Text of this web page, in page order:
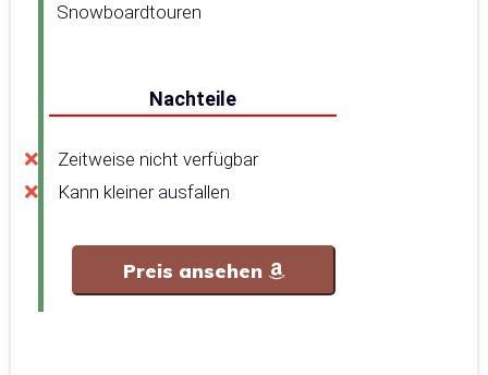
Snowboardtouren
Nachteile
Zeitweise nicht verfügbar
Kann kleiner ausfallen
Preis ansehen